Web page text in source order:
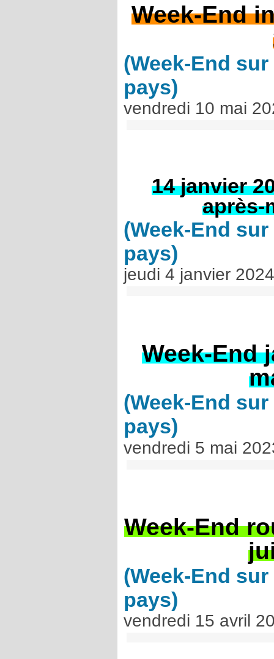
Week-End
(Week-End
pays)
vendredi 10 mai
14 janvier
après-
(Week-End
pays)
jeudi 4 janvier 2024
Week-End
(Week-End
pays)
vendredi 5 mai
Week-End
(Week-End
pays)
vendredi 15 avril